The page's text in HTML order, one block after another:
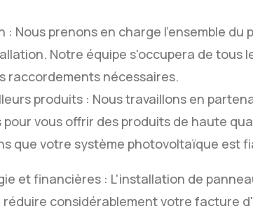
: Nous prenons en charge l'ensemble du
Notre équipe s'occupera de tous
raccordements nécessaires.
produits : Nous travaillons en
vous offrir des produits de haute
que votre système photovoltaïque est
et financières : L'installation de
considérablement votre facture